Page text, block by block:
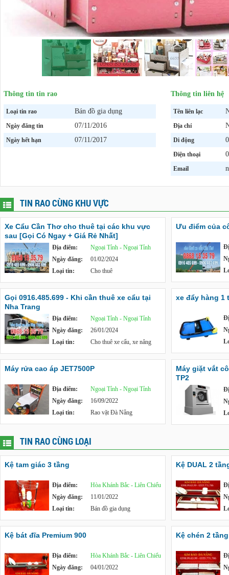
Thông tin tin rao
Loại tin rao Bán đồ gia dụng
Ngày đăng tin 07/11/2016
Ngày hết hạn 07/11/2017
Thông tin liên hệ
Tên liên lạc
Địa chỉ
Di động
Điện thoại
Email
TIN RAO CÙNG KHU VỰC
Xe Cẩu Cần Thơ cho thuê tại các khu vực
sau [Gọi Có Ngay + Giá Rẻ Nhất]
Địa điểm:
Ngoại Tỉnh - Ngoại Tỉnh
Ngày đăng:
01/02/2024
Loại tin:
Cho thuê
Ưu điểm của
Gọi 0916.485.699 - Khi cần thuê xe cẩu tại
Nha Trang
Địa điểm:
Ngoại Tỉnh - Ngoại Tỉnh
Ngày đăng:
26/01/2024
Loại tin:
Cho thuê xe cẩu, xe nâng
xe đẩy hàng 1
Máy rửa cao áp JET7500P
Địa điểm:
Ngoại Tỉnh - Ngoại Tỉnh
Ngày đăng:
16/09/2022
Loại tin:
Rao vặt Đà Nẵng
Máy giặt vắt
TP2
TIN RAO CÙNG LOẠI
Kệ tam giác 3 tầng
Địa điểm:
Hòa Khánh Bắc - Liên Chiểu
Ngày đăng:
11/01/2022
Loại tin:
Bán đồ gia dụng
Kệ DUAL 2
Kệ bát đĩa Premium 900
Địa điểm:
Hòa Khánh Bắc - Liên Chiểu
Ngày đăng:
04/01/2022
Kệ chén 2